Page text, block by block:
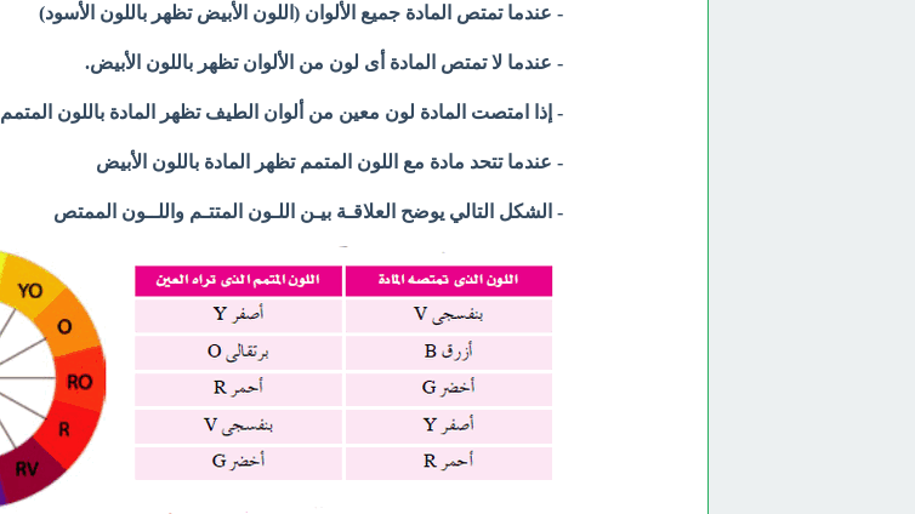
- عندما تمتص المادة جميع الألوان (اللون الأبيض تظهر باللون الأسود)
- عندما لا تمتص المادة أى لون من الألوان تظهر باللون الأبيض.
- إذا امتصت المادة لون معين من ألوان الطيف تظهر المادة باللون المتمم
- عندما تتحد مادة مع اللون المتمم تظهر المادة باللون الأبيض
- الشكل التالي يوضح العلاقـة بيـن اللـون المتتـم واللــون الممتص